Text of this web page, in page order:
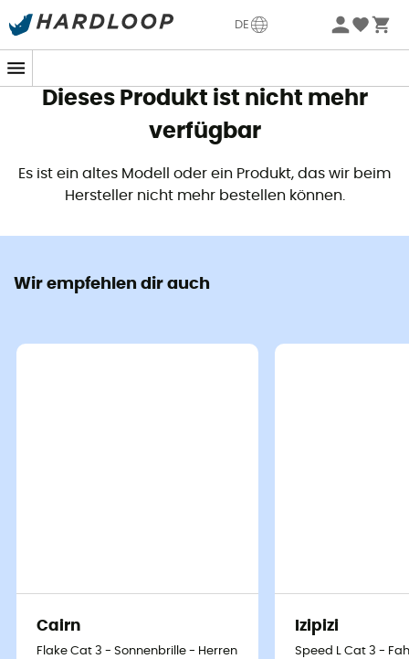
DE
Sommerangebote🔥 -5% EXTRA ab 2 Produkten* Code
Dieses Produkt ist nicht mehr
verfügbar
Es ist ein altes Modell oder ein Produkt, das wir beim
Hersteller nicht mehr bestellen können.
Wir empfehlen dir auch
Cairn
Flake Cat 3 - Sonnenbrille - Herren
Izipizi
Speed L Cat 3 -